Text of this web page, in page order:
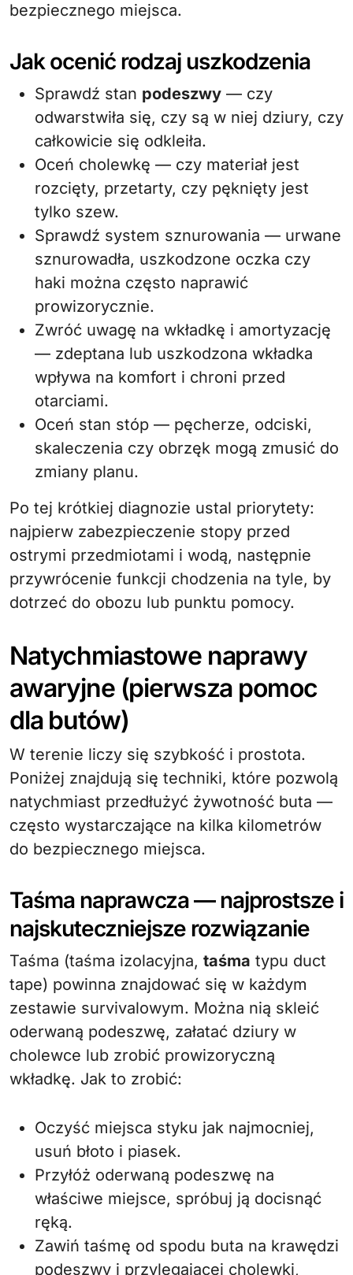
bezpiecznego miejsca.
Jak ocenić rodzaj uszkodzenia
Sprawdź stan podeszwy — czy
odwarstwiła się, czy są w niej dziury, czy
całkowicie się odkleiła.
Oceń cholewkę — czy materiał jest
rozcięty, przetarty, czy pęknięty jest
tylko szew.
Sprawdź system sznurowania — urwane
sznurowadła, uszkodzone oczka czy
haki można często naprawić
prowizorycznie.
Zwróć uwagę na wkładkę i amortyzację
— zdeptana lub uszkodzona wkładka
wpływa na komfort i chroni przed
otarciami.
Oceń stan stóp — pęcherze, odciski,
skaleczenia czy obrzęk mogą zmusić do
zmiany planu.
Po tej krótkiej diagnozie ustal priorytety:
najpierw zabezpieczenie stopy przed
ostrymi przedmiotami i wodą, następnie
przywrócenie funkcji chodzenia na tyle, by
dotrzeć do obozu lub punktu pomocy.
Natychmiastowe naprawy
awaryjne (pierwsza pomoc
dla butów)
W terenie liczy się szybkość i prostota.
Poniżej znajdują się techniki, które pozwolą
natychmiast przedłużyć żywotność buta —
często wystarczające na kilka kilometrów
do bezpiecznego miejsca.
Taśma naprawcza — najprostsze i
najskuteczniejsze rozwiązanie
Taśma (taśma izolacyjna, taśma typu duct
tape) powinna znajdować się w każdym
zestawie survivalowym. Można nią skleić
oderwaną podeszwę, załatać dziury w
cholewce lub zrobić prowizoryczną
wkładkę. Jak to zrobić:
Oczyść miejsca styku jak najmocniej,
usuń błoto i piasek.
Przyłóż oderwaną podeszwę na
właściwe miejsce, spróbuj ją docisnąć
ręką.
Zawiń taśmę od spodu buta na krawędzi
podeszwy i przylegającej cholewki,